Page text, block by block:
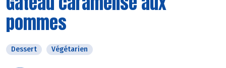
pommes
Dessert Végétarien